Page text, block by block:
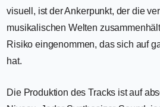
visuell, ist der Ankerpunkt, der die
musikalischen Welten
Risiko eingenommen, das sich auf
hat.
Die Produktion des Tracks ist auf